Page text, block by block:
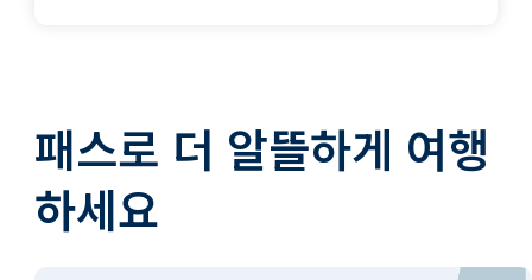
패스로 더 알뜰하게 여행
하세요